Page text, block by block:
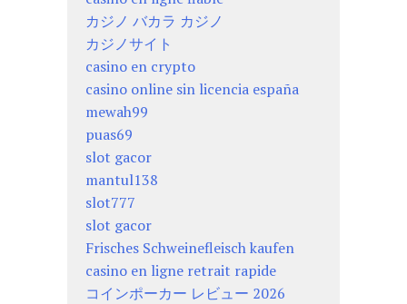
カジノ バカラ カジノ
カジノサイト
casino en crypto
casino online sin licencia españa
mewah99
puas69
slot gacor
mantul138
slot777
slot gacor
Frisches Schweinefleisch kaufen
casino en ligne retrait rapide
コインポーカー レビュー 2026